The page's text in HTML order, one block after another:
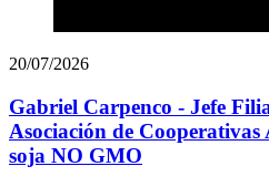
20/07/2026
Gabriel Carpenco - Jefe
Asociación de
soja NO GMO